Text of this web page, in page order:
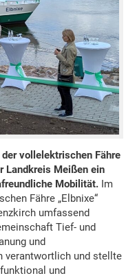
vollelektrischen Fähre
Landkreis Meißen ein
Mobilität. Im
Fähre „Elbnixe“
umfassend
Tief- und
und
verantwortlich und stellte
und